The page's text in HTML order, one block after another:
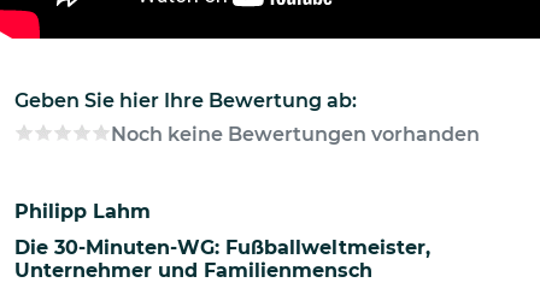
Geben Sie hier Ihre Bewertung ab:
Noch keine Bewertungen vorhanden
Philipp Lahm
Die 30-Minuten-WG: Fußballweltmeister,
Unternehmer und Familienmensch